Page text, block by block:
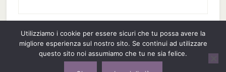
In qualità di Affiliato Amazon il sito riceve un guadagno dagli
acquisti idonei
Utilizziamo i cookie per essere sicuri che tu possa avere la
migliore esperienza sul nostro sito. Se continui ad utilizzare
questo sito noi assumiamo che tu ne sia felice.